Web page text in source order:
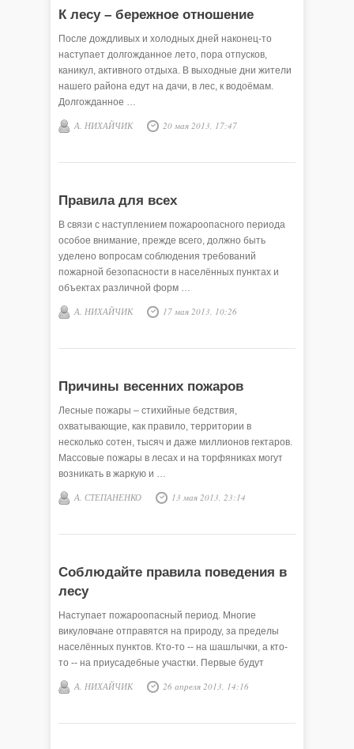
К лесу – бережное отношение
После дождливых и холодных дней наконец-то
наступает долгожданное лето, пора отпусков,
каникул, активного отдыха. В выходные дни жители
нашего района едут на дачи, в лес, к водоёмам.
Долгожданное …
А. НИХАЙЧИК 20 мая 2013, 17:47
Правила для всех
В связи с наступлением пожароопасного периода
особое внимание, прежде всего, должно быть
уделено вопросам соблюдения требований
пожарной безопасности в населённых пунктах и
объектах различной форм …
А. НИХАЙЧИК 17 мая 2013, 10:26
Причины весенних пожаров
Лесные пожары – стихийные бедствия,
охватывающие, как правило, территории в
несколько сотен, тысяч и даже миллионов гектаров.
Массовые пожары в лесах и на торфяниках могут
возникать в жаркую и …
А. СТЕПАНЕНКО 13 мая 2013, 23:14
Соблюдайте правила поведения в
лесу
Наступает пожароопасный период. Многие
викуловчане отправятся на природу, за пределы
населённых пунктов. Кто-то -- на шашлычки, а кто-
то -- на приусадебные участки. Первые будут
разжигать …
А. НИХАЙЧИК 26 апреля 2013, 14:16